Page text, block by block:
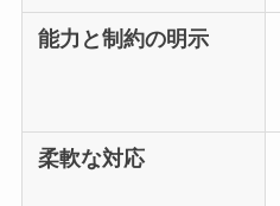
能力と制約の明示
柔軟な対応